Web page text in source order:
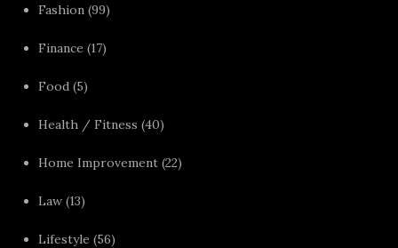
Fashion (99)
Finance (17)
Food (5)
Health / Fitness (40)
Home Improvement (22)
Law (13)
Lifestyle (56)